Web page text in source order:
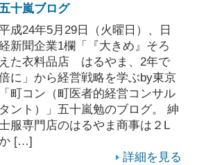
五十嵐ブログ
成24年5月29日（火曜日）、日
新聞企業1欄「『大きめ』そろ
えた衣料品店 はるやま、2年で
に」から経営戦略を学ぶby東京
「町コン（町医者的経営コンサル
タント）」五十嵐勉のブログ。 紳
服専門店のはるやま商事は２L
か […]
詳細を見る